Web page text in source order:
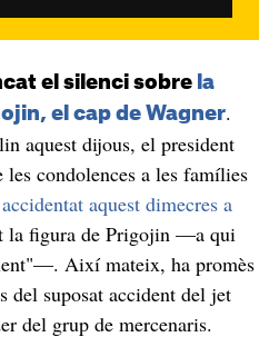
el silenci sobre la
el cap de Wagner.
aquest dijous, el president
condolences a les famílies
aquest dimecres a
la figura de Prigojin —a qui
Així mateix, ha promès
del suposat accident del jet
del grup de mercenaris.